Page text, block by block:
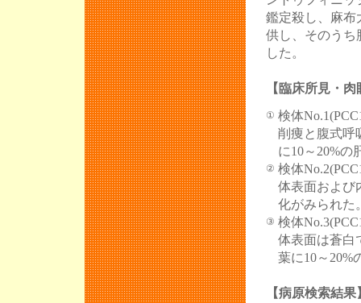
鑑定殺し、麻布
供し、そのうち
した。
【臨床所見・
① 検体
削痩と腹式呼
に10～20%の
② 検体
体表面および
化がみられた
③ 検体
体表面は蒼白
葉に10～20%
【病原検索結果